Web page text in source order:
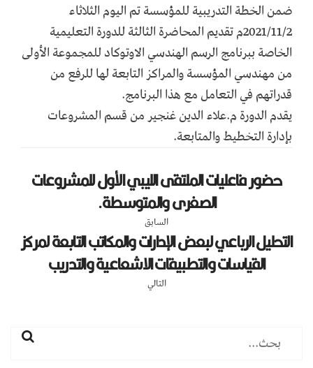
ضمن الخطة التدريبية للمؤسسة تم اليوم الثلاثاء
2021/11/2م تقديم المحاضرة الثالثة للدورة التعليمية
الخاصة ببرنامج الرسم الهندسي الاوتوكاد للمجموعة الأولى
من مهندسي المؤسسة والمراكز التابعة لها للرفع من
قدراتهم في التعامل مع هذا البرنامج.
يقدم الدورة م.علاء الدين غنجير من قسم المشروعات
بإدارة التخطيط والمتابعة.
حضور فاعليات الملتقى الليبي الأول للمشروعات
الصغرى والمتوسطة.
السابق
التحليل الرباعي لبعض الإدارات والمكاتب التابعة لمركز
القياسات والتطبيقات الاشعاعية والتدريب
التالي